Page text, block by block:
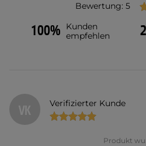
Bewertung: 5
100%
Kunden
empfehlen
VK Verifizierter Kunde
Produkt